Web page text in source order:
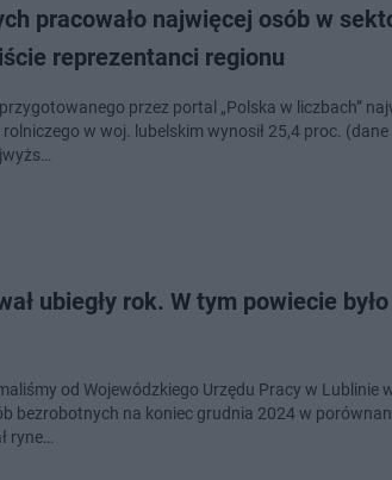
pracowało najwięcej osób w
reprezentanci regionu
przez portal „Polska w liczbach”
w woj. lubelskim wynosił 25,4 proc. (dane
ubiegły rok. W tym powiecie
od Wojewódzkiego Urzędu Pracy w Lublinie
bezrobotnych na koniec grudnia 2024 w
ryne…